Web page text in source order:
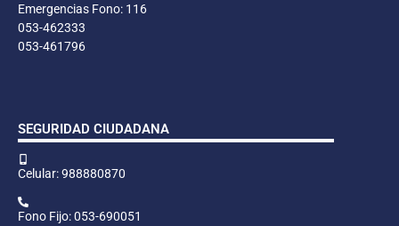
Emergencias Fono: 116
053-462333
053-461796
SEGURIDAD CIUDADANA
Celular: 988880870
Fono Fijo: 053-690051